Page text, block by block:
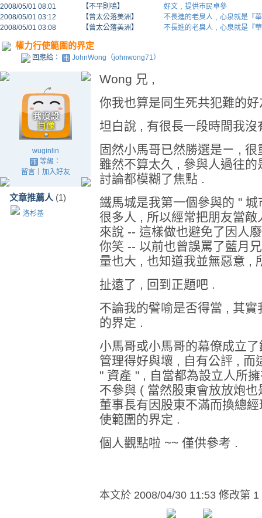
2008/05/01 08:01
【不平則鳴】
好文﹐提供市民卓參
2008/05/01 03:12
【曾太公落美洲】
不長進的老臭人﹐心泉就是『
2008/05/01 03:08
【曾太公落美洲】 不長進的老臭人﹐心泉就是『
權力行使範圍的界定
回應給： JohnWong（johnwong71）
wuginlin
等級：
留言｜ 加入好友
文章推薦人 (1)
洛杉基
Wong 兄 ,
你我也算是同生死共犯難的
坦白說 , 有很長一段時間我沒
固然小馬哥已然勝選是ㄧ ,
雖然不算太久 , 參與人過往
討論都模糊了焦點 .
鐵馬城是我第一個參與的 "
很多人 , 所以經常把朋友當
來說 -- 這樣做也避免了因人
你笑 -- 以前也曾誤罵了藍月
量也大 , 也知道我並無惡意 ,
扯遠了 , 回到正題吧 .
不論我的譬喻是否得當 , 其
的界定 .
小馬哥或小馬哥的幕僚成立
管理得好與壞 , 自有公評 , 而
" 資產 " , 自當都為設立人所
不參與 ( 當然股東會放放炮
董事長有因股東不滿而換總
使範圍的界定 .
個人觀點啦 ~~ 僅供參考 .
本文於 2008/04/30 11:53 修改第 1